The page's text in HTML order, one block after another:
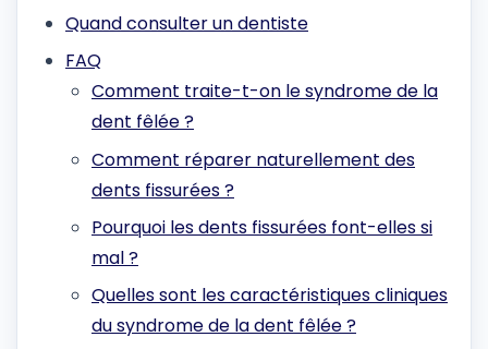
Quand consulter un dentiste
FAQ
Comment traite-t-on le syndrome de la
dent fêlée ?
Comment réparer naturellement des
dents fissurées ?
Pourquoi les dents fissurées font-elles si
mal ?
Quelles sont les caractéristiques cliniques
du syndrome de la dent fêlée ?